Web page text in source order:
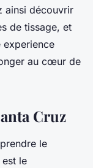
ainsi découvrir
de tissage, et
experience
au cœur de
Cruz
le
le